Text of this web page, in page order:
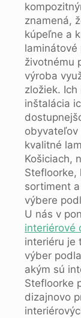
znamená,
kúpeľne a
životnému
výroba
zložiek.
inštalácia
obyvateľov
kvalitné
Košiciach,
Stefloorke,
sortiment
výbere
U nás v
interiérové
interiéru je
výber
akým sú
Stefloorke
dizajnovo